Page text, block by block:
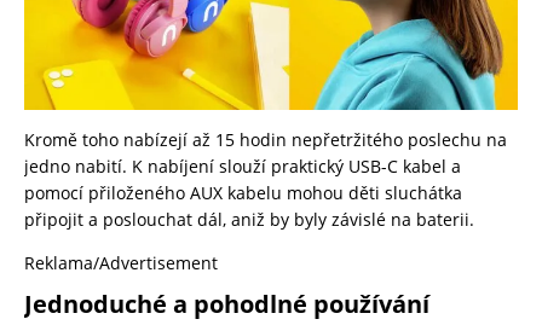
Kromě toho nabízejí až 15 hodin nepřetržitého poslechu na
jedno nabití. K nabíjení slouží praktický USB-C kabel a
pomocí přiloženého AUX kabelu mohou děti sluchátka
připojit a poslouchat dál, aniž by byly závislé na baterii.
Reklama/Advertisement
Jednoduché a pohodlné používání